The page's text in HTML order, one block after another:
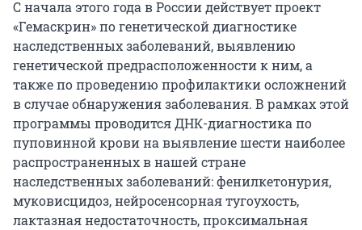
С начала этого года в России действует проект
«Гемаскрин» по генетической диагностике
наследственных заболеваний, выявлению
генетической предрасположенности к ним, а
также по проведению профилактики осложнений
в случае обнаружения заболевания. В рамках этой
программы проводится ДНК-диагностика по
пуповинной крови на выявление шести наиболее
распространенных в нашей стране
наследственных заболеваний: фенилкетонурия,
муковисцидоз, нейросенсорная тугоухость,
лактазная недостаточность, проксимальная